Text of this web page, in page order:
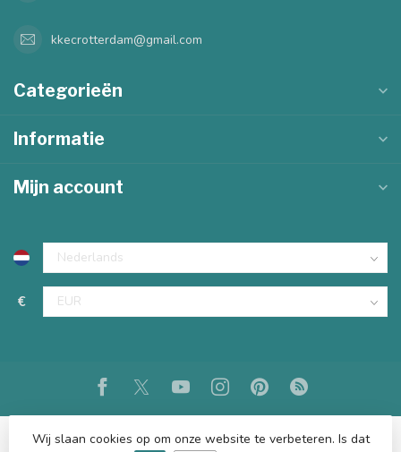
kkecrotterdam@gmail.com
Categorieën
Informatie
Mijn account
€
Wij slaan cookies op om onze website te verbeteren. Is dat